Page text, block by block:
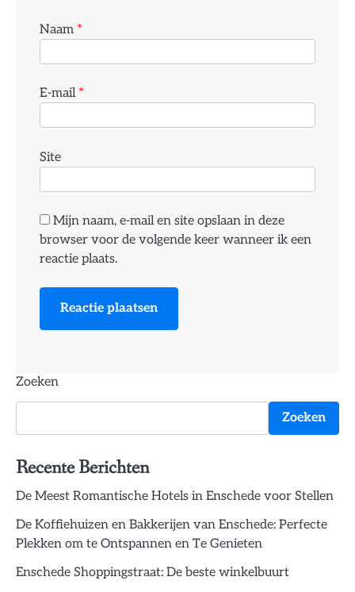
Naam *
E-mail *
Site
Mijn naam, e-mail en site opslaan in deze
browser voor de volgende keer wanneer ik een
reactie plaats.
Zoeken
Zoeken
Recente Berichten
De Meest Romantische Hotels in Enschede voor Stellen
De Koffiehuizen en Bakkerijen van Enschede: Perfecte
Plekken om te Ontspannen en Te Genieten
Enschede Shoppingstraat: De beste winkelbuurt